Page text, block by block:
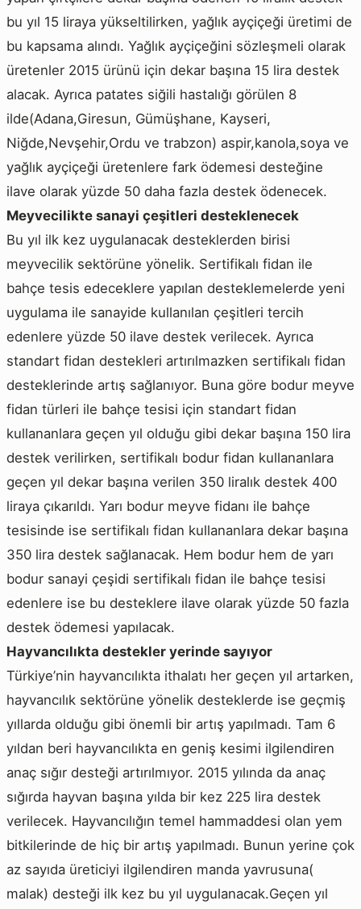
bu yıl 15 liraya yükseltilirken, yağlık ayçiçeği üretimi de
bu kapsama alındı. Yağlık ayçiçeğini sözleşmeli olarak
üretenler 2015 ürünü için dekar başına 15 lira destek
alacak. Ayrıca patates siğili hastalığı görülen 8
ilde(Adana,Giresun, Gümüşhane, Kayseri,
Niğde,Nevşehir,Ordu ve trabzon) aspir,kanola,soya ve
yağlık ayçiçeği üretenlere fark ödemesi desteğine
ilave olarak yüzde 50 daha fazla destek ödenecek.
Meyvecilikte sanayi çeşitleri desteklenecek
Bu yıl ilk kez uygulanacak desteklerden birisi
meyvecilik sektörüne yönelik. Sertifikalı fidan ile
bahçe tesis edeceklere yapılan desteklemelerde yeni
uygulama ile sanayide kullanılan çeşitleri tercih
edenlere yüzde 50 ilave destek verilecek. Ayrıca
standart fidan destekleri artırılmazken sertifikalı fidan
desteklerinde artış sağlanıyor. Buna göre bodur meyve
fidan türleri ile bahçe tesisi için standart fidan
kullananlara geçen yıl olduğu gibi dekar başına 150 lira
destek verilirken, sertifikalı bodur fidan kullananlara
geçen yıl dekar başına verilen 350 liralık destek 400
liraya çıkarıldı. Yarı bodur meyve fidanı ile bahçe
tesisinde ise sertifikalı fidan kullananlara dekar başına
350 lira destek sağlanacak. Hem bodur hem de yarı
bodur sanayi çeşidi sertifikalı fidan ile bahçe tesisi
edenlere ise bu desteklere ilave olarak yüzde 50 fazla
destek ödemesi yapılacak.
Hayvancılıkta destekler yerinde sayıyor
Türkiye’nin hayvancılıkta ithalatı her geçen yıl artarken,
hayvancılık sektörüne yönelik desteklerde ise geçmiş
yıllarda olduğu gibi önemli bir artış yapılmadı. Tam 6
yıldan beri hayvancılıkta en geniş kesimi ilgilendiren
anaç sığır desteği artırılmıyor. 2015 yılında da anaç
sığırda hayvan başına yılda bir kez 225 lira destek
verilecek. Hayvancılığın temel hammaddesi olan yem
bitkilerinde de hiç bir artış yapılmadı. Bunun yerine çok
az sayıda üreticiyi ilgilendiren manda yavrusuna(
malak) desteği ilk kez bu yıl uygulanacak.Geçen yıl